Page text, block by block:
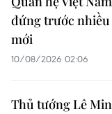
đứng trước
mới
10/08/2026 02:06
Thủ tướng Lê